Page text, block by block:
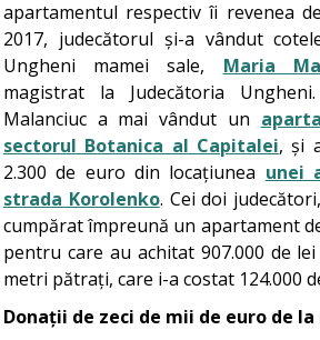
apartamentul respectiv îi revenea
2017, judecătorul și-a vândut
Ungheni mamei sale, Maria
magistrat la Judecătoria
Malanciuc a mai vândut un
sectorul Botanica al Capitalei, și
2.300 de euro din locațiunea unei
strada Korolenko. Cei doi
cumpărat împreună un apartament
pentru care au achitat 907.000 de
metri pătrați, care i-a costat 124.000
Donații de zeci de mii de euro de